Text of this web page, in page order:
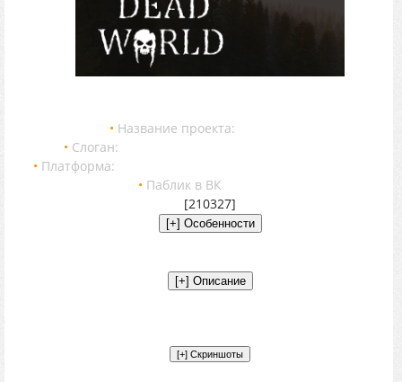
• Название проекта:
• Слоган:
• Платформа:
• Паблик в ВК
[210327]